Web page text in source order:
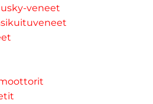
veneet